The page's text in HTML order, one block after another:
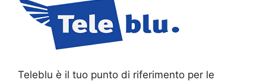
Teleblu è il tuo punto di riferimento per le